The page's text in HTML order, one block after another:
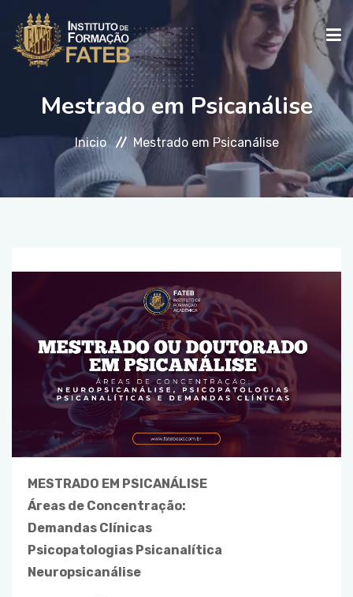
INICIO
INSTITUCIONAL
Mestrado em Psicanálise
Inicio Mestrado em Psicanálise
MESTRADO EM PSICANÁLISE
Áreas de Concentração:
Demandas Clínicas
Psicopatologias Psicanalítica
Neuropsicanálise